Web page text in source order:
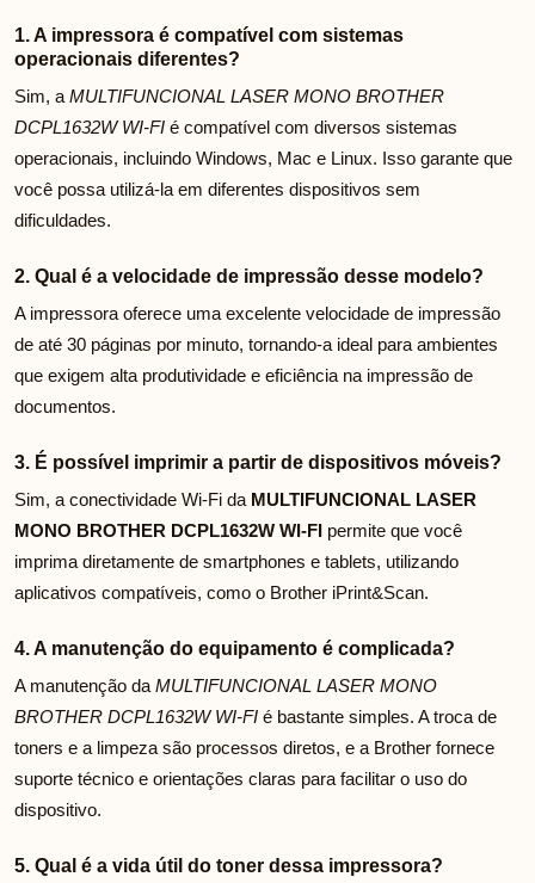
1. A impressora é compatível com sistemas
operacionais diferentes?
Sim, a MULTIFUNCIONAL LASER MONO BROTHER
DCPL1632W WI-FI é compatível com diversos sistemas
operacionais, incluindo Windows, Mac e Linux. Isso garante que
você possa utilizá-la em diferentes dispositivos sem
dificuldades.
2. Qual é a velocidade de impressão desse modelo?
A impressora oferece uma excelente velocidade de impressão
de até 30 páginas por minuto, tornando-a ideal para ambientes
que exigem alta produtividade e eficiência na impressão de
documentos.
3. É possível imprimir a partir de dispositivos móveis?
Sim, a conectividade Wi-Fi da MULTIFUNCIONAL LASER
MONO BROTHER DCPL1632W WI-FI permite que você
imprima diretamente de smartphones e tablets, utilizando
aplicativos compatíveis, como o Brother iPrint&Scan.
4. A manutenção do equipamento é complicada?
A manutenção da MULTIFUNCIONAL LASER MONO
BROTHER DCPL1632W WI-FI é bastante simples. A troca de
toners e a limpeza são processos diretos, e a Brother fornece
suporte técnico e orientações claras para facilitar o uso do
dispositivo.
5. Qual é a vida útil do toner dessa impressora?